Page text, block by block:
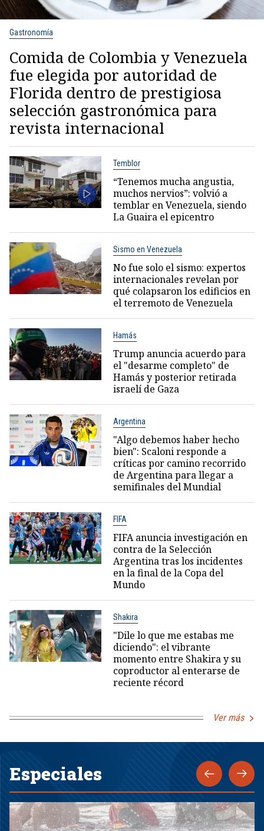
Gastronomía
Comida de Colombia y Venezuela
fue elegida por autoridad de
Florida dentro de prestigiosa
selección gastronómica para
revista internacional
Temblor
“Tenemos mucha angustia,
muchos nervios”: volvió a
temblar en Venezuela, siendo
La Guaira el epicentro
Sismo en Venezuela
No fue solo el sismo: expertos
internacionales revelan por
qué colapsaron los edificios en
el terremoto de Venezuela
Hamás
Trump anuncia acuerdo para
el "desarme completo" de
Hamás y posterior retirada
israelí de Gaza
Argentina
"Algo debemos haber hecho
bien": Scaloni responde a
críticas por camino recorrido
de Argentina para llegar a
semifinales del Mundial
FIFA
FIFA anuncia investigación en
contra de la Selección
Argentina tras los incidentes
en la final de la Copa del
Mundo
Shakira
"Dile lo que me estabas me
diciendo": el vibrante
momento entre Shakira y su
coproductor al enterarse de
reciente récord
Ver más
Especiales